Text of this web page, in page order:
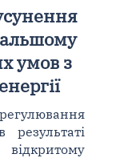
умов з
результаті